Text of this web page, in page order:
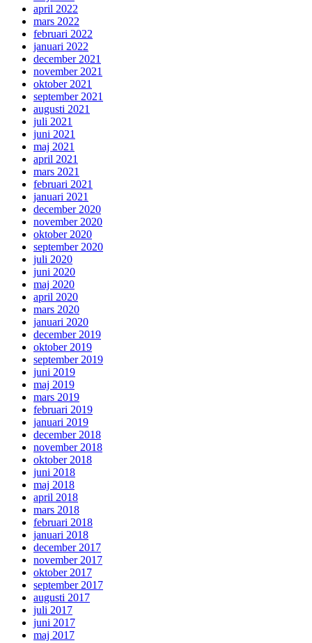
april 2022
mars 2022
februari 2022
januari 2022
december 2021
november 2021
oktober 2021
september 2021
augusti 2021
juli 2021
juni 2021
maj 2021
april 2021
mars 2021
februari 2021
januari 2021
december 2020
november 2020
oktober 2020
september 2020
juli 2020
juni 2020
maj 2020
april 2020
mars 2020
januari 2020
december 2019
oktober 2019
september 2019
juni 2019
maj 2019
mars 2019
februari 2019
januari 2019
december 2018
november 2018
oktober 2018
juni 2018
maj 2018
april 2018
mars 2018
februari 2018
januari 2018
december 2017
november 2017
oktober 2017
september 2017
augusti 2017
juli 2017
juni 2017
maj 2017